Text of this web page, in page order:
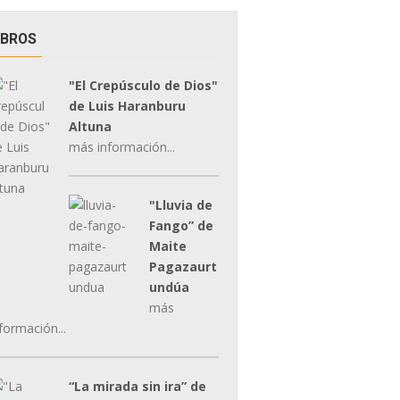
"El Crepúsculo de Dios"
de Luis Haranburu
Altuna
más información...
"Lluvia de
Fango” de
Maite
Pagazaurt
undúa
más
“La mirada sin ira” de